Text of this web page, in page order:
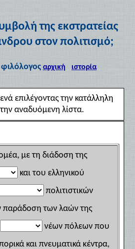
της εκστρατείας
στον πολιτισμό;
αρχική ιστορία
επιλέγοντας την κατάλληλη
αναδυόμενη λίστα.
με τη διάδοση της
και του ελληνικού
πολιτιστικών
παράδοση των λαών της
νέων πόλεων που
και πνευματικά κέντρα,